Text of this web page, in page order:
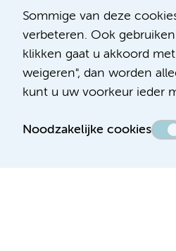
Sommige van deze
verbeteren. Ook
klikken gaat u akkoord
weigeren", dan worden
kunt u uw voorkeur ieder
Noodzakelijke cookies
Meibergdreef 9
1105 AZ Amsterdam
Telefoon:
De
1081 HV
Telefoon: